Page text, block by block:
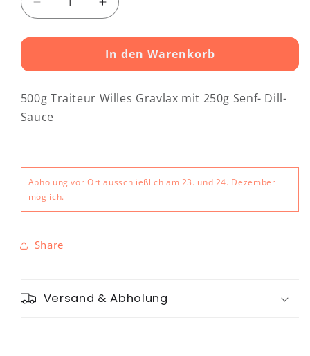
Verringere
die
Menge
Traiteur
Premium
Graved
Filetstück
Erhöhe
die
Menge
für
Traiteur
Premium
Filetstück
In den Warenkorb
500g Traiteur Willes Gravlax mit 250g Senf- Dill-
Sauce
Abholung vor Ort ausschließlich am 23. und 24. Dezember
möglich.
Share
Versand & Abholung